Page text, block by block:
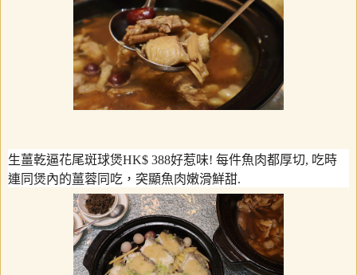
生薑乾逼花尾斑球煲HK$ 388好惹味! 每件魚肉都厚切, 吃時
連同煲內的薑蓉同吃，突顯魚肉嫩滑鮮甜.